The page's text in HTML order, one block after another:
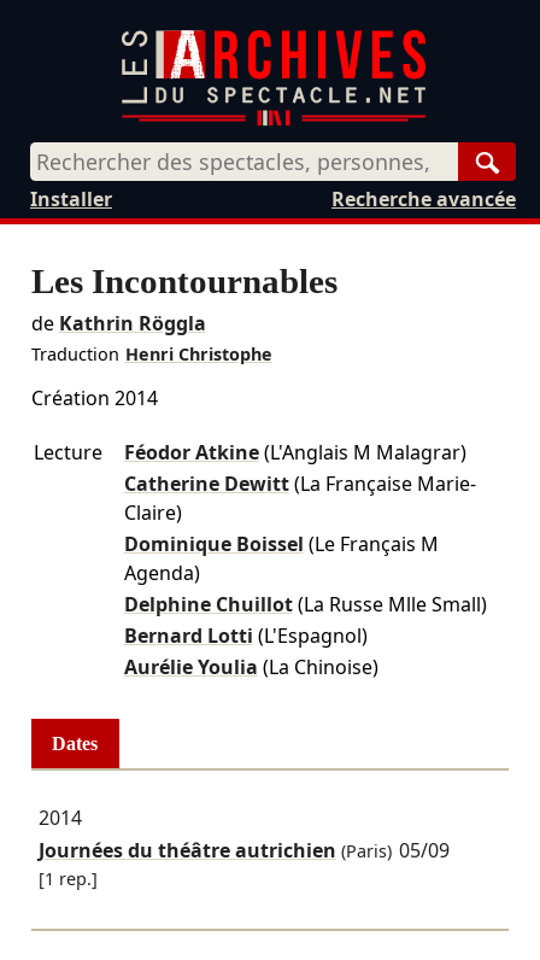
Recherche avancée
Installer
Les Incontournables
de Kathrin Röggla
Traduction Henri Christophe
Création 2014
Lecture Féodor Atkine (L'Anglais M Malagrar)
Catherine Dewitt (La Française Marie-
Claire)
Dominique Boissel (Le Français M
Agenda)
Delphine Chuillot (La Russe Mlle Small)
Bernard Lotti (L'Espagnol)
Aurélie Youlia (La Chinoise)
Dates
2014
Journées du théâtre autrichien (Paris) 05/09
[1 rep.]